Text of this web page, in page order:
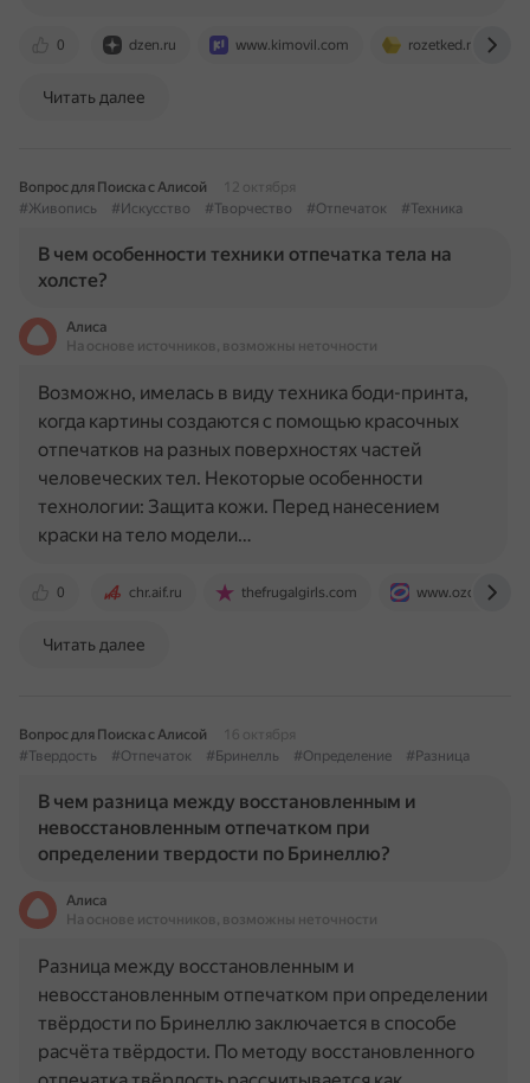
0 dzen.ru www.kimovil.com rozetked.me
Читать далее
Вопрос для Поиска с Алисой
12 октября
#Живопись
#Искусство #Творчество #Отпечаток #Техника
В чем особенности техники отпечатка тела на
холсте?
Алиса
На основе источников, возможны неточности
0 chr.aif.ru thefrugalgirls.com www.ozon.ru
Возможно, имелась в виду техника боди-принта,
когда картины создаются с помощью красочных
отпечатков на разных поверхностях частей
человеческих тел. Некоторые особенности
технологии: Защита кожи. Перед нанесением
краски на тело модели…
Читать далее
Вопрос для Поиска с Алисой
16 октября
#Твердость
#Отпечаток #Бринелль #Определение #Разница
В чем разница между восстановленным и
невосстановленным отпечатком при
определении твердости по Бринеллю?
Алиса
На основе источников, возможны неточности
Разница между восстановленным и
невосстановленным отпечатком при определении
твёрдости по Бринеллю заключается в способе
расчёта твёрдости. По методу восстановленного